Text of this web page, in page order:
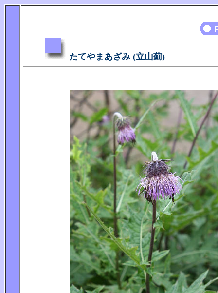
たてやまあざみ (立山薊)